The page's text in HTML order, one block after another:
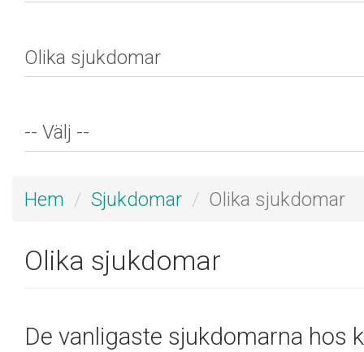
Hem Sjukdomar Olika sjukdomar
Olika sjukdomar
De vanligaste sjukdomarna hos